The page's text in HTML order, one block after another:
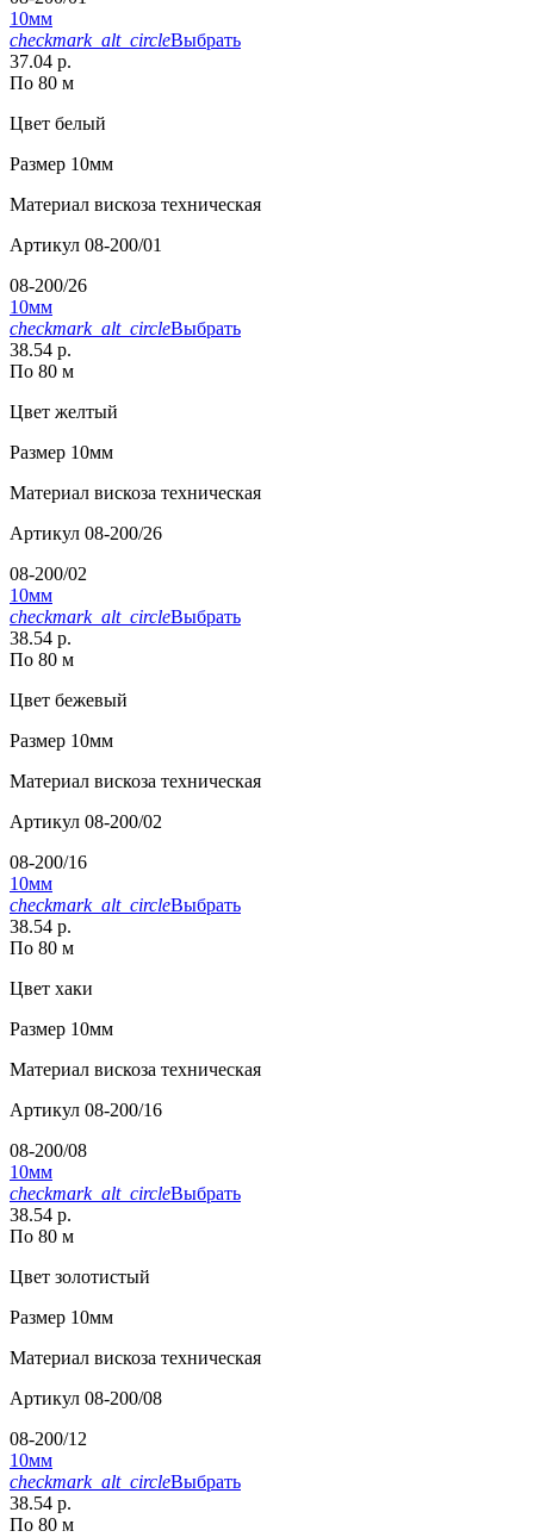
10мм
checkmark_alt_circleВыбрать
37.04 р.
По 80 м
Цвет белый
Размер 10мм
Материал вискоза техническая
Артикул 08-200/01
08-200/26
10мм
checkmark_alt_circleВыбрать
38.54 р.
По 80 м
Цвет желтый
Размер 10мм
Материал вискоза техническая
Артикул 08-200/26
08-200/02
10мм
checkmark_alt_circleВыбрать
38.54 р.
По 80 м
Цвет бежевый
Размер 10мм
Материал вискоза техническая
Артикул 08-200/02
08-200/16
10мм
checkmark_alt_circleВыбрать
38.54 р.
По 80 м
Цвет хаки
Размер 10мм
Материал вискоза техническая
Артикул 08-200/16
08-200/08
10мм
checkmark_alt_circleВыбрать
38.54 р.
По 80 м
Цвет золотистый
Размер 10мм
Материал вискоза техническая
Артикул 08-200/08
08-200/12
10мм
checkmark_alt_circleВыбрать
38.54 р.
По 80 м